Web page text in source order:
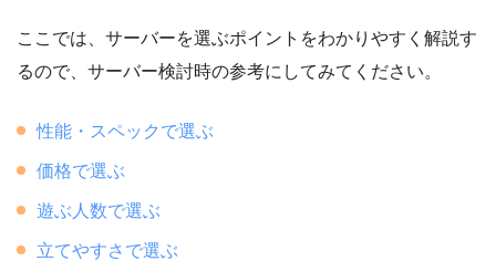
ここでは、サーバーを選ぶポイントをわかりやすく解説す
るので、サーバー検討時の参考にしてみてください。
性能・スペックで選ぶ
価格で選ぶ
遊ぶ人数で選ぶ
立てやすさで選ぶ